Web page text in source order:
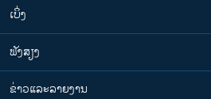
ເບິ່ງ
ຟັງສຽງ
ຂ່າວແລະລາຍງານ